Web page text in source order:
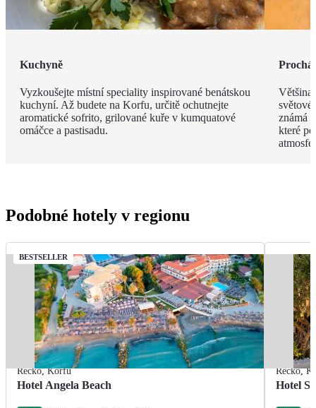
Kuchyně
Vyzkoušejte místní speciality inspirované benátskou
kuchyní. Až budete na Korfu, určitě ochutnejte
aromatické sofrito, grilované kuře v kumquatové
omáčce a pastisadu.
Většina
známá
které
Podobné hotely v regionu
BESTSELLER
Řecko,Korfu
Hotel Angela Beach
Řecko,
Hotel